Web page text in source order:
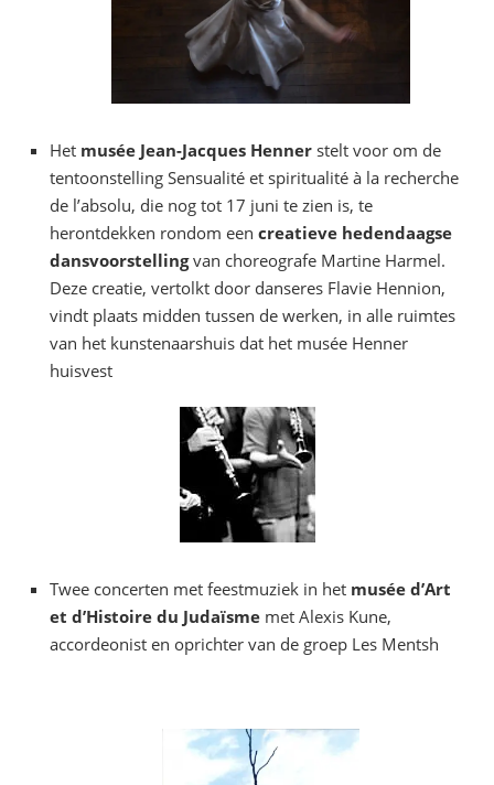
Het musée Jean-Jacques Henner stelt voor om de
tentoonstelling Sensualité et spiritualité à la recherche
de l’absolu, die nog tot 17 juni te zien is, te
herontdekken rondom een creatieve hedendaagse
dansvoorstellingvan choreografe Martine Harmel.
Deze creatie, vertolkt door danseres Flavie Hennion,
vindt plaats midden tussen de werken, in alle ruimtes
van het kunstenaarshuis dat het musée Henner
huisvest
Twee concerten met feestmuziek in het musée d’Art
et d’Histoire du Judaïsme met Alexis Kune,
accordeonist en oprichter van de groep Les Mentsh